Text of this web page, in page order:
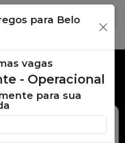
emprego,
de trabalho.
para Belo
×
vagas
- Operacional
para sua